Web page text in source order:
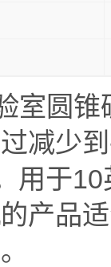
室圆
减少
用于
产品